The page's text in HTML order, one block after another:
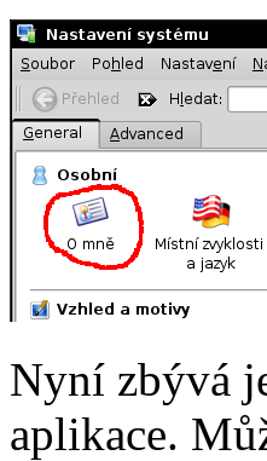
Nyní zbývá
aplikace.